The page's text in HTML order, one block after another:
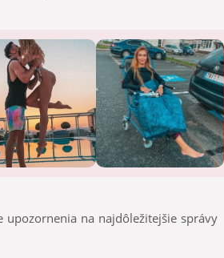
na najdôležitejšie správy